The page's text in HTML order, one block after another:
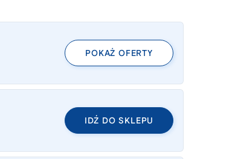
POKAŻ OFERTY
IDŹ DO SKLEPU